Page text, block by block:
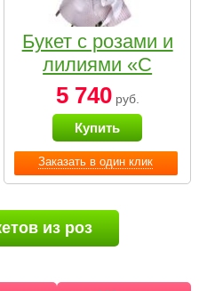
Заказать в один клик
Букет с розами и
лилиями «С
наилучшими
пожеланиями»
5 740руб.
Купить
из роз